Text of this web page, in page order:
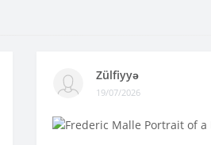
Zülfiyyə
19/07/2026